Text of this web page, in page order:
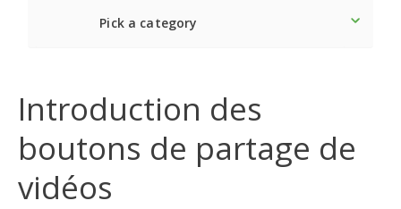
Pick a category
Introduction des
boutons de partage de
vidéos